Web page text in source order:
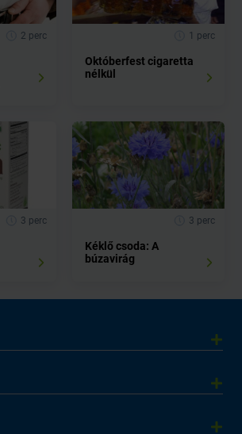
2 perc 1 perc
Októberfest cigaretta
nélkül
3 perc 3 perc
Kéklő csoda: A
búzavirág